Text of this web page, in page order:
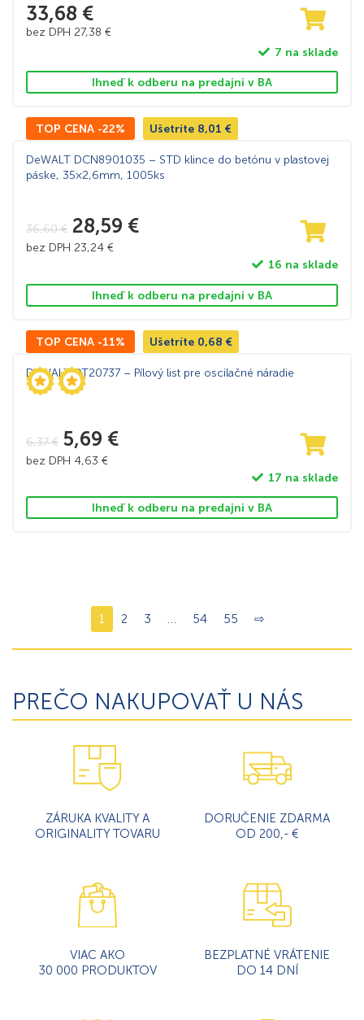
33,68 €
bez DPH 27,38 €
7 na sklade
Ihneď k odberu na predajni v BA
TOP CENA -22% Ušetríte 8,01 €
DeWALT DCN8901035 – STD klince do betónu v plastovej
páske, 35×2,6mm, 1005ks
36,60€ 28,59 €
bez DPH 23,24 €
16 na sklade
Ihneď k odberu na predajni v BA
TOP CENA -11% Ušetríte 0,68 €
DeWALT DT20737 – Pílový list pre oscilačné náradie
6,37€ 5,69 €
bez DPH 4,63 €
17 na sklade
Ihneď k odberu na predajni v BA
1 2 3 … 54 55 ⇨
PREČO NAKUPOVAŤ U NÁS
ZÁRUKA KVALITY A
ORIGINALITY TOVARU
DORUČENIE ZDARMA
OD 200,- €
VIAC AKO
30 000 PRODUKTOV
BEZPLATNÉ VRÁTENIE
DO 14 DNÍ